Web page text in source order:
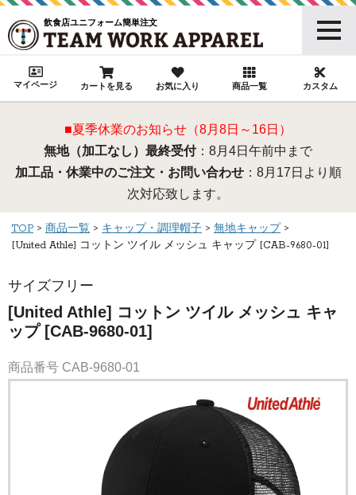
飲食店ユニフォーム簡単注文
マイページ カートを見る お気に入り 商品一覧 カスタム
■夏季休業のお知らせ（8月8日～16日）
無地（加工なし）最終受付：8月4日午前中まで
加工品・休業中のご注文・お問い合わせ：8月17日より順
次対応致します。
TOP 商品一覧 キャップ・調理帽子
無地キャップ
[United Athle] コットン ツイル メッシュ キャップ [CAB-9680-01]
サイズフリー
[United Athle] コットン ツイル メッシュ キャ
ップ [CAB-9680-01]
商品番号 CAB-9680-01